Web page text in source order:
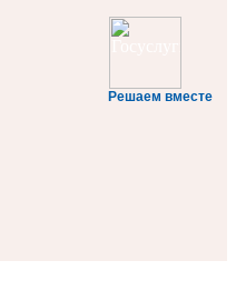
Решаем вместе